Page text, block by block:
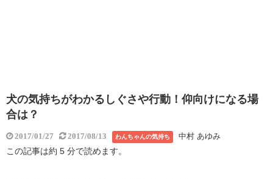
犬の気持ちがわかるしぐさや行動！仰向けになる場
合は？
2017/01/27 2017/08/13 わんちゃんの気持ち 中村 あゆみ
この記事は約 5 分で読めます。